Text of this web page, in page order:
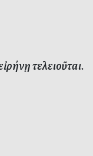
τελειοῦται.